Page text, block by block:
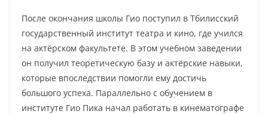
После окончания школы Гио поступил в Тбилисский
государственный институт театра и кино, где учился
на актёрском факультете. В этом учебном заведении
он получил теоретическую базу и актёрские навыки,
которые впоследствии помогли ему достичь
большого успеха. Параллельно с обучением в
институте Гио Пика начал работать в кинематографе